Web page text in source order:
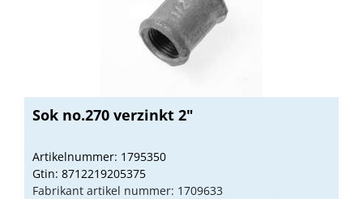
Sok no.270 verzinkt 2"
Artikelnummer: 1795350
Gtin: 8712219205375
Fabrikant artikel nummer: 1709633